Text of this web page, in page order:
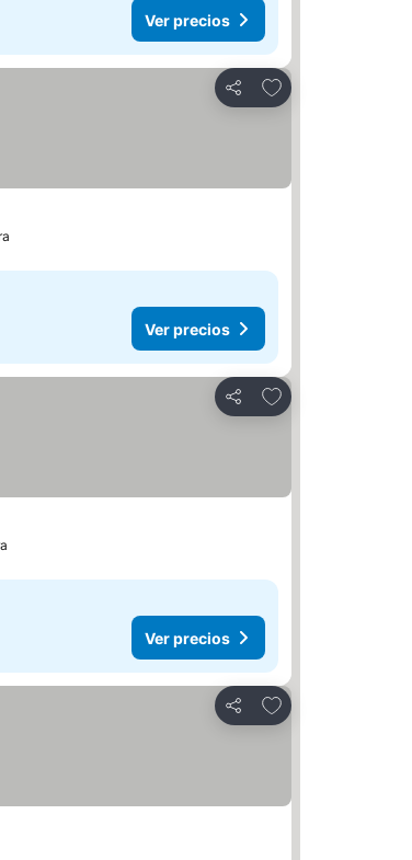
Ver precios
Compartir
Agregar a favoritos
Ver precios
Compartir
Agregar a favoritos
Ver precios
Compartir
Agregar a favoritos